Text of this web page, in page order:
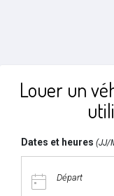
Louer un
Dates et heures (JJ/